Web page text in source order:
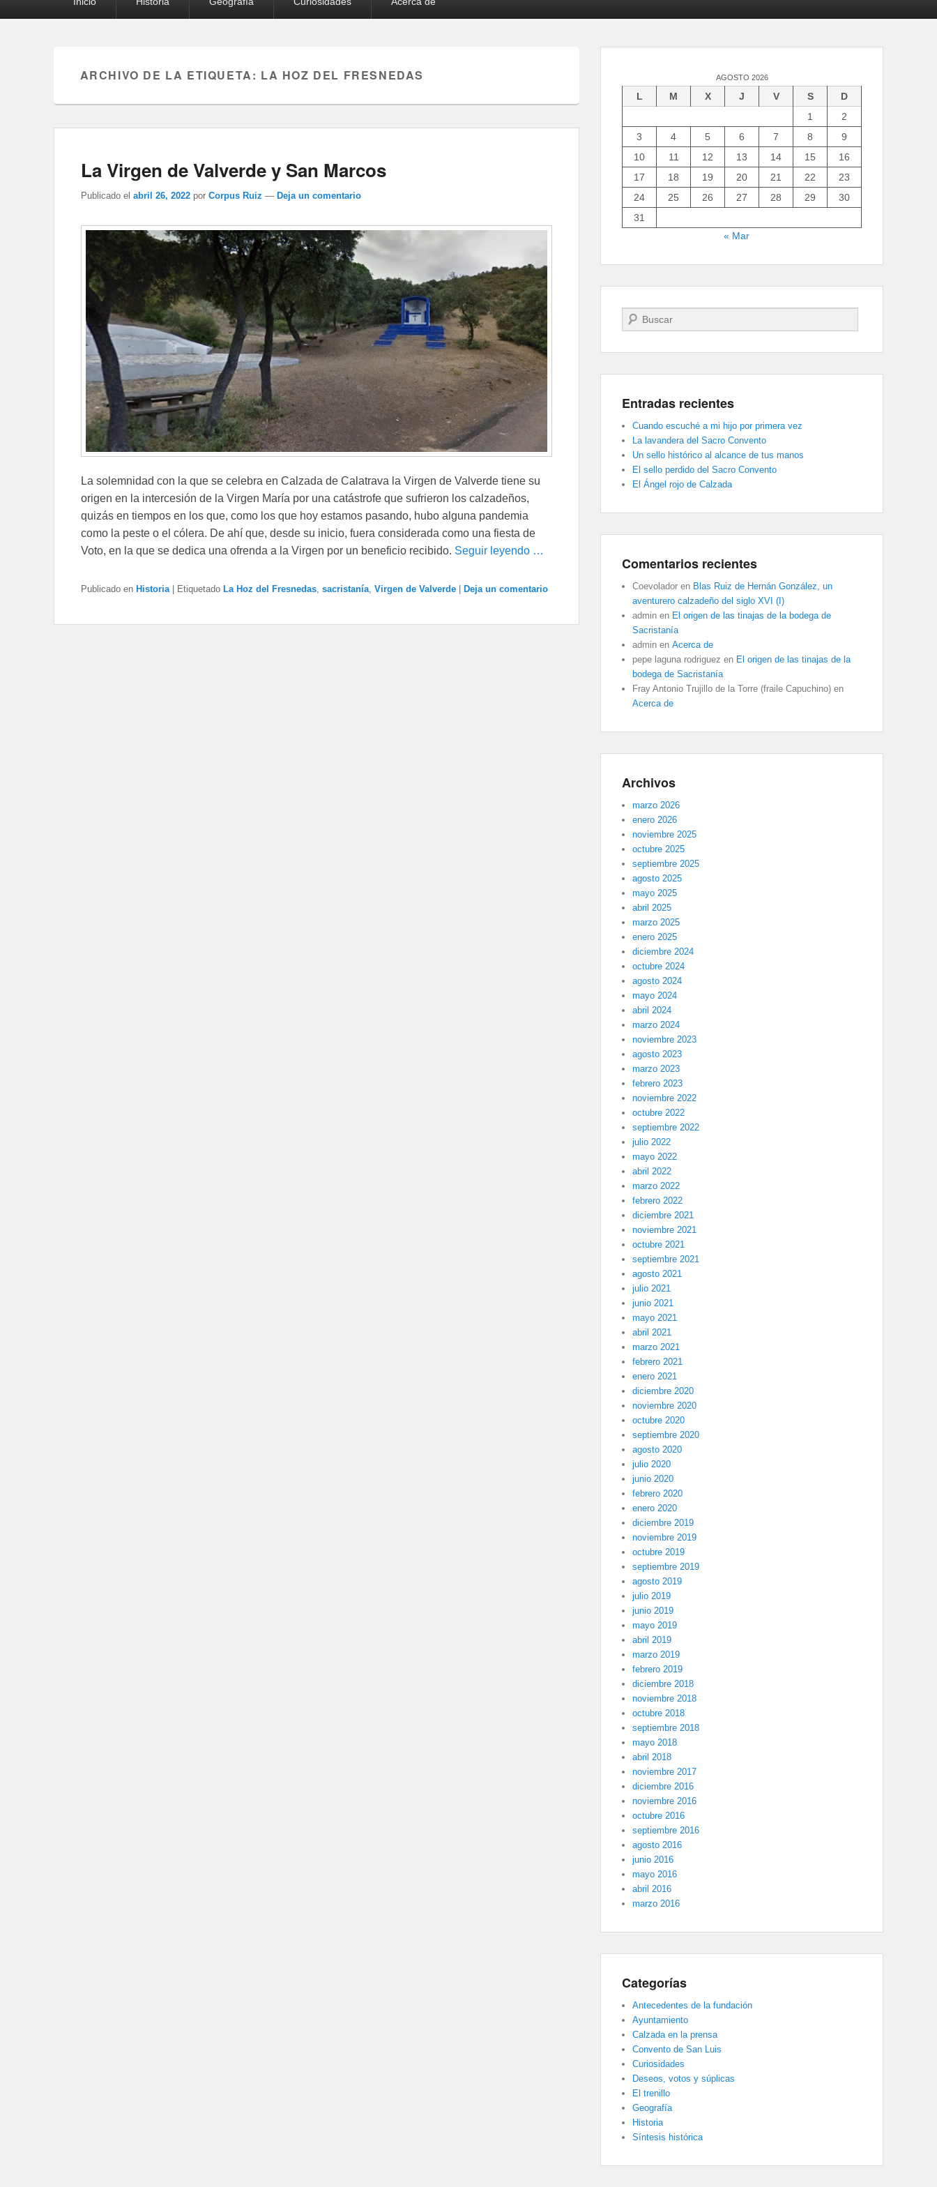
ARCHIVO DE LA ETIQUETA: LA HOZ DEL FRESNEDAS
La Virgen de Valverde y San Marcos
Publicado el abril 26, 2022 por Corpus Ruiz — Deja un comentario
La solemnidad con la que se celebra en Calzada de Calatrava la Virgen de Valverde tiene su
origen en la intercesión de la Virgen María por una catástrofe que sufrieron los calzadeños,
quizás en tiempos en los que, como los que hoy estamos pasando, hubo alguna pandemia
como la peste o el cólera. De ahí que, desde su inicio, fuera considerada como una fiesta de
Voto, en la que se dedica una ofrenda a la Virgen por un beneficio recibido. Seguir leyendo …
Publicado en Historia | Etiquetado La Hoz del Fresnedas sacristanía Virgen de Valverde | Deja un comentario
AGOSTO 2026
L M X J V S
D
1
2
3
4 5 6 7 8
9
10
11 12 13 14 15
16
17
18 19 20 21 22
23
24
25 26 27 28 29
30
31
« Mar
Buscar
Entradas recientes
Cuando escuché a mi hijo por primera vez
La lavandera del Sacro Convento
Un sello histórico al alcance de tus manos
El sello perdido del Sacro Convento
El Ángel rojo de Calzada
Comentarios recientes
Coevolador en Blas Ruiz de Hernán González, un
aventurero calzadeño del siglo XVI (I)
admin en El origen de las tinajas de la bodega de
Sacristanía
admin en Acerca de
pepe laguna rodriguez en El origen de las tinajas de la
bodega de Sacristanía
Fray Antonio Trujillo de la Torre (fraile Capuchino) en
Acerca de
Archivos
marzo 2026
enero 2026
noviembre 2025
octubre 2025
septiembre 2025
agosto 2025
mayo 2025
abril 2025
marzo 2025
enero 2025
diciembre 2024
octubre 2024
agosto 2024
mayo 2024
abril 2024
marzo 2024
noviembre 2023
agosto 2023
marzo 2023
febrero 2023
noviembre 2022
octubre 2022
septiembre 2022
julio 2022
mayo 2022
abril 2022
marzo 2022
febrero 2022
diciembre 2021
noviembre 2021
octubre 2021
septiembre 2021
agosto 2021
julio 2021
junio 2021
mayo 2021
abril 2021
marzo 2021
febrero 2021
enero 2021
diciembre 2020
noviembre 2020
octubre 2020
septiembre 2020
agosto 2020
julio 2020
junio 2020
febrero 2020
enero 2020
diciembre 2019
noviembre 2019
octubre 2019
septiembre 2019
agosto 2019
julio 2019
junio 2019
mayo 2019
abril 2019
marzo 2019
febrero 2019
diciembre 2018
noviembre 2018
octubre 2018
septiembre 2018
mayo 2018
abril 2018
noviembre 2017
diciembre 2016
noviembre 2016
octubre 2016
septiembre 2016
agosto 2016
junio 2016
mayo 2016
abril 2016
marzo 2016
Categorías
Antecedentes de la fundación
Ayuntamiento
Calzada en la prensa
Convento de San Luis
Curiosidades
Deseos, votos y súplicas
El trenillo
Geografía
Historia
Síntesis histórica